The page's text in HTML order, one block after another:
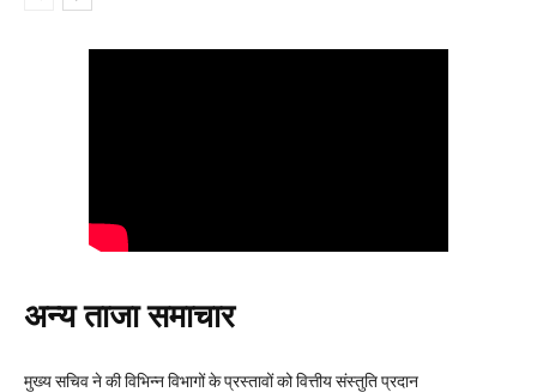
अन्य ताजा समाचार
मुख्य सचिव ने की विभिन्न विभागों के प्रस्तावों को वित्तीय संस्तुति प्रदान